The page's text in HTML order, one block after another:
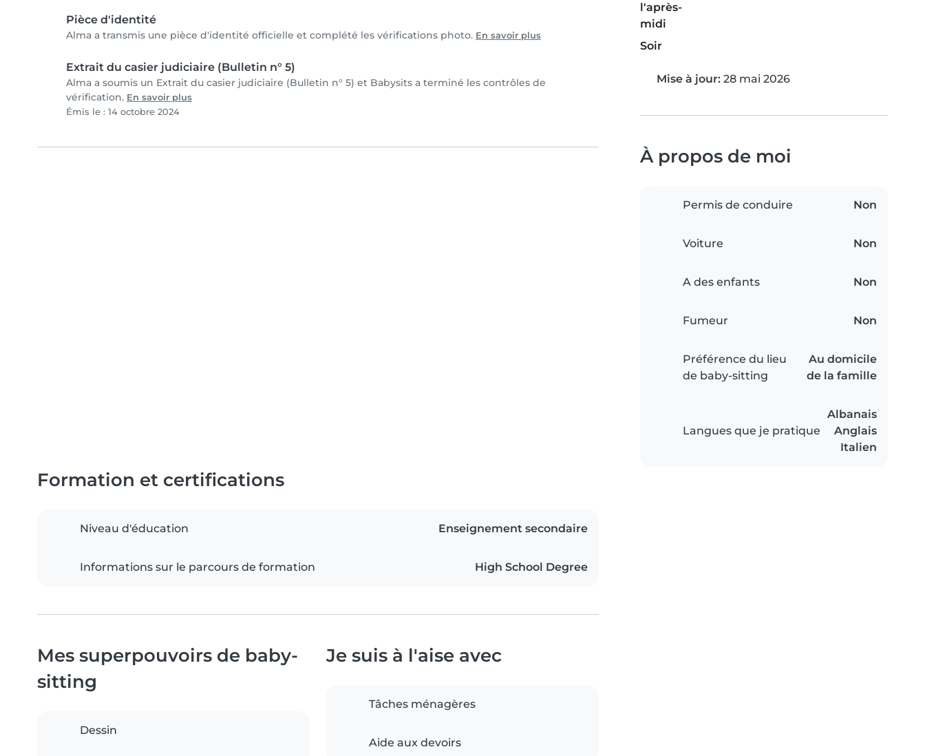
Pièce d'identité
Alma a transmis une pièce d'identité officielle et complété les vérifications photo. En savoir plus
Extrait du casier judiciaire (Bulletin n° 5)
Alma a soumis un Extrait du casier judiciaire (Bulletin n° 5) et Babysits a terminé les contrôles de
vérification. En savoir plus
Émis le : 14 octobre 2024
l'après-
midi
Soir
Mise à jour: 28 mai 2026
À propos de moi
Permis de conduire Non
Voiture Non
A des enfants Non
Fumeur Non
Préférence du lieu
de baby-sitting
Au domicile
de la famille
Langues que je pratique
Albanais
Anglais
Italien
Formation et certifications
Niveau d'éducation Enseignement secondaire
Informations sur le parcours de formation High School Degree
Mes superpouvoirs de baby-
sitting
Dessin
Je suis à l'aise avec
Tâches ménagères
Aide aux devoirs